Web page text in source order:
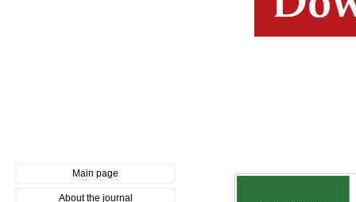
Main page
About the journal